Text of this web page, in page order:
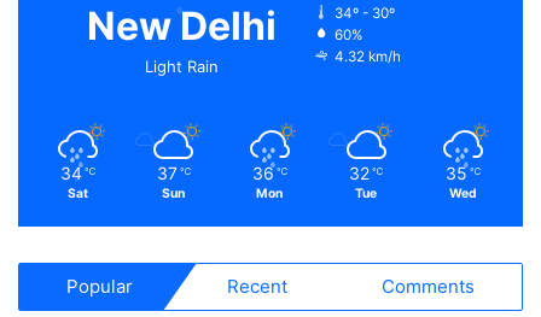
New Delhi
Light Rain
34º - 30º
60%
4.32 km/h
34 ℃
Sat
37 ℃
Sun
36 ℃
Mon
32 ℃
Tue
35 ℃
Wed
Popular Recent Comments